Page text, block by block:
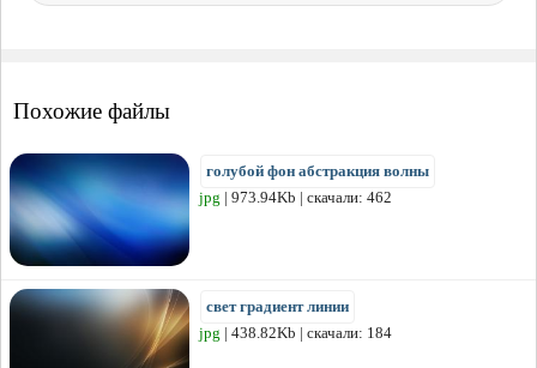
Похожие файлы
голубой фон абстракция волны
jpg | 973.94Kb | скачали: 462
свет градиент линии
jpg | 438.82Kb | скачали: 184